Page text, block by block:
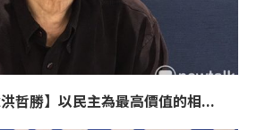
洪哲勝】以民主為最高價值的相...